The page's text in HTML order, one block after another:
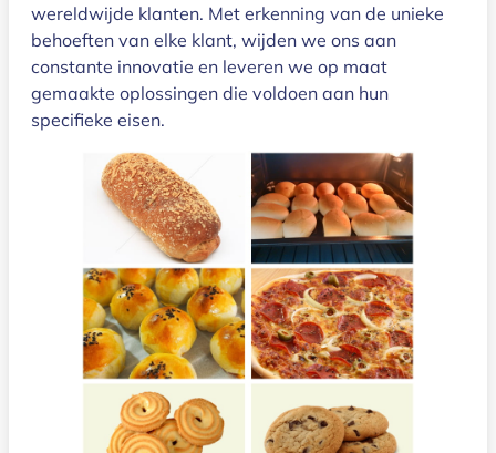
wereldwijde klanten. Met erkenning van de unieke
behoeften van elke klant, wijden we ons aan
constante innovatie en leveren we op maat
gemaakte oplossingen die voldoen aan hun
specifieke eisen.